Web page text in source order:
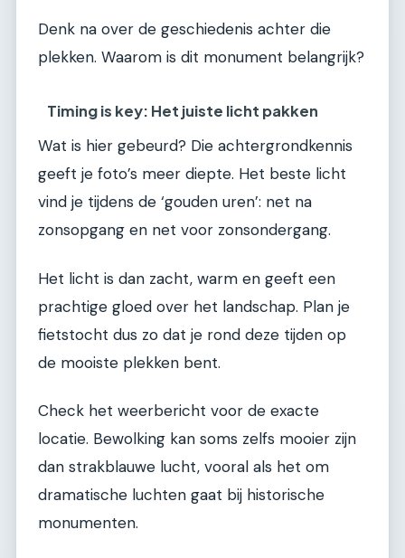
Denk na over de geschiedenis achter die
plekken. Waarom is dit monument belangrijk?
Timing is key: Het juiste licht pakken
Wat is hier gebeurd? Die achtergrondkennis
geeft je foto’s meer diepte. Het beste licht
vind je tijdens de ‘gouden uren’: net na
zonsopgang en net voor zonsondergang.
Het licht is dan zacht, warm en geeft een
prachtige gloed over het landschap. Plan je
fietstocht dus zo dat je rond deze tijden op
de mooiste plekken bent.
Check het weerbericht voor de exacte
locatie. Bewolking kan soms zelfs mooier zijn
dan strakblauwe lucht, vooral als het om
dramatische luchten gaat bij historische
monumenten.